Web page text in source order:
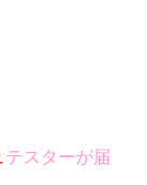
テスターが届